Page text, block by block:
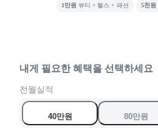
8
9
7
9
0
4
7
9
0
1만원 뷰티 + 헬스 + 패션 5천원
내게 필요한 혜택을 선택하세요
전월실적
40만원 80만원